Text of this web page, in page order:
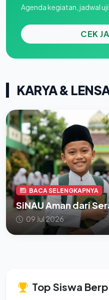
Agenda kegiatan, jadwal
CEK
KARYA &
BACA SELENGKAPNYA
SiNAU Aman dari
09 Jul 2026
Top Siswa